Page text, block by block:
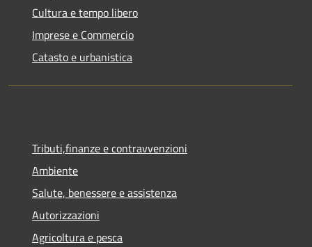
Cultura e tempo libero
Imprese e Commercio
Catasto e urbanistica
Tributi,finanze e contravvenzioni
Ambiente
Salute, benessere e assistenza
Autorizzazioni
Agricoltura e pesca